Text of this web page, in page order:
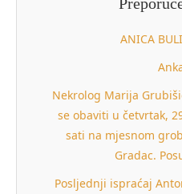
ANICA
Nekrolog Marija
se obaviti u četvrtak,
sati na mjesnom
Gradac.
Posljednji ispraćaj